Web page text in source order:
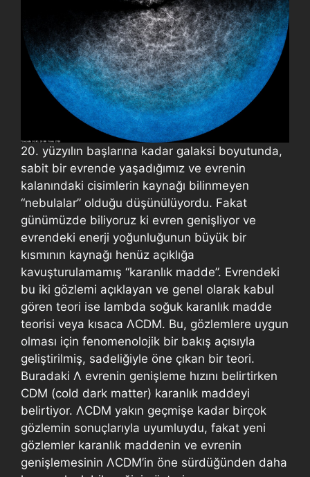
20. yüzyılın başlarına kadar galaksi boyutunda,
sabit bir evrende yaşadığımız ve evrenin
kalanındaki cisimlerin kaynağı bilinmeyen
“nebulalar” olduğu düşünülüyordu. Fakat
günümüzde biliyoruz ki evren genişliyor ve
evrendeki enerji yoğunluğunun büyük bir
kısmının kaynağı henüz açıklığa
kavuşturulamamış “karanlık madde”. Evrendeki
bu iki gözlemi açıklayan ve genel olarak kabul
gören teori ise lambda soğuk karanlık madde
teorisi veya kısaca ΛCDM. Bu, gözlemlere uygun
olması için fenomenolojik bir bakış açısıyla
geliştirilmiş, sadeliğiyle öne çıkan bir teori.
Buradaki Λ evrenin genişleme hızını belirtirken
CDM (cold dark matter) karanlık maddeyi
belirtiyor. ΛCDM yakın geçmişe kadar birçok
gözlemin sonuçlarıyla uyumluydu, fakat yeni
gözlemler karanlık maddenin ve evrenin
genişlemesinin ΛCDM’in öne sürdüğünden daha